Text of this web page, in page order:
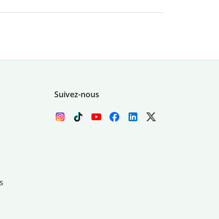
Suivez-nous